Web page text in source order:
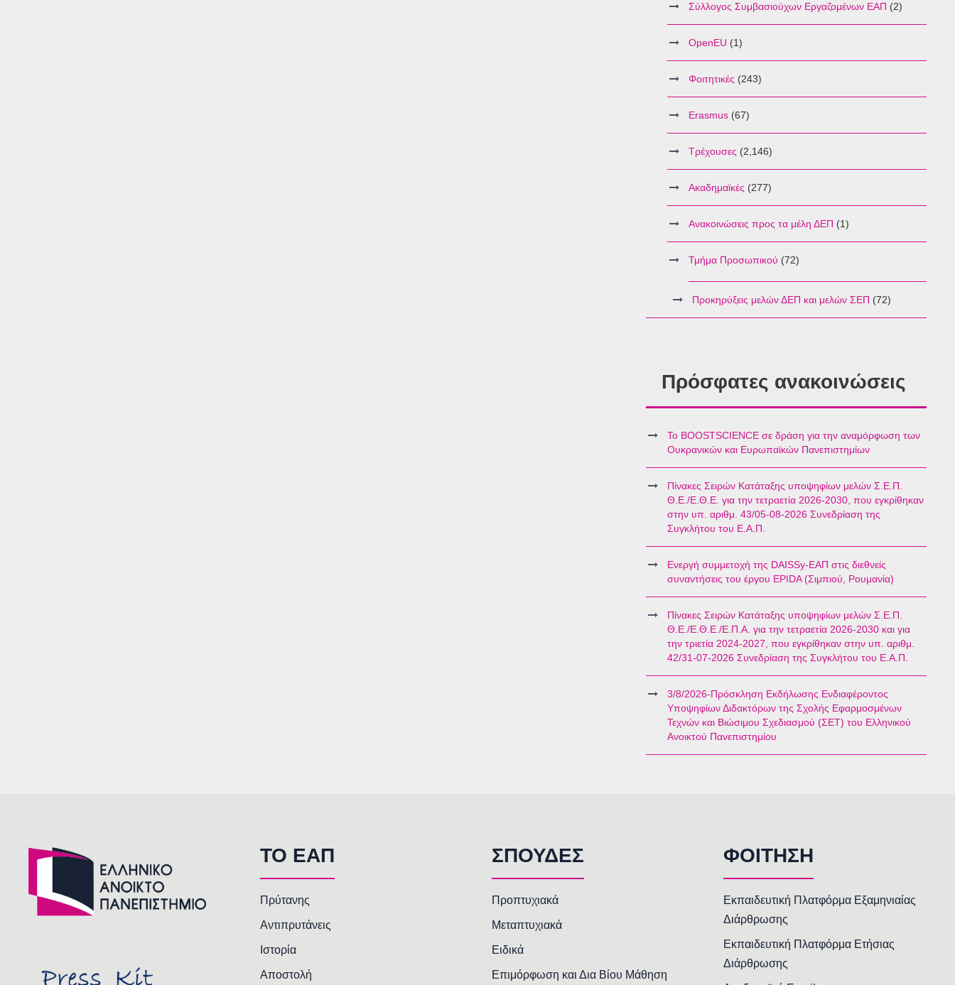
Σύλλογος Συμβασιούχων Εργαζομένων ΕΑΠ (2)
OpenEU (1)
Φοιτητικές (243)
Erasmus (67)
Τρέχουσες (2,146)
Ακαδημαϊκές (277)
Ανακοινώσεις προς τα μέλη ΔΕΠ (1)
Τμήμα Προσωπικού (72)
Προκηρύξεις μελών ΔΕΠ και μελών ΣΕΠ (72)
Πρόσφατες ανακοινώσεις
Το BOOSTSCIENCE σε δράση για την αναμόρφωση των
Ουκρανικών και Ευρωπαϊκών Πανεπιστημίων
Πίνακες Σειρών Κατάταξης υποψηφίων μελών Σ.Ε.Π.
Θ.Ε./Ε.Θ.Ε. για την τετραετία 2026-2030, που εγκρίθηκαν
στην υπ. αριθμ. 43/05-08-2026 Συνεδρίαση της
Συγκλήτου του Ε.Α.Π.
Ενεργή συμμετοχή της DAISSy-ΕΑΠ στις διεθνείς
συναντήσεις του έργου EPIDA (Σιμπιού, Ρουμανία)
Πίνακες Σειρών Κατάταξης υποψηφίων μελών Σ.Ε.Π.
Θ.Ε./Ε.Θ.Ε./Ε.Π.Α. για την τετραετία 2026-2030 και για
την τριετία 2024-2027, που εγκρίθηκαν στην υπ. αριθμ.
42/31-07-2026 Συνεδρίαση της Συγκλήτου του Ε.Α.Π.
3/8/2026-Πρόσκληση Εκδήλωσης Ενδιαφέροντος
Υποψηφίων Διδακτόρων της Σχολής Εφαρμοσμένων
Τεχνών και Βιώσιμου Σχεδιασμού (ΣΕΤ) του Ελληνικού
Ανοικτού Πανεπιστημίου
TO EAΠ
Πρύτανης
Αντιπρυτάνεις
Ιστορία
Αποστολή
ΣΠΟΥΔΕΣ
Προπτυχιακά
Μεταπτυχιακά
Ειδικά
Επιμόρφωση και Δια Βίου Μάθηση
ΦΟΙΤΗΣΗ
Εκπαιδευτική Πλατφόρμα Εξαμηνιαίας
Διάρθρωσης
Εκπαιδευτική Πλατφόρμα Ετήσιας
Διάρθρωσης